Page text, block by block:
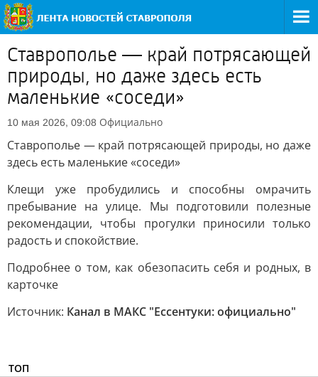
Ставрополье — край потрясающей
природы, но даже здесь есть
маленькие «соседи»
10 мая 2026, 09:08 Официально
Ставрополье — край потрясающей природы, но даже
здесь есть маленькие «соседи»
Клещи уже пробудились и способны омрачить
пребывание на улице. Мы подготовили полезные
рекомендации, чтобы прогулки приносили только
радость и спокойствие.
Подробнее о том, как обезопасить себя и родных, в
карточке
Источник: Канал в МАКС "Ессентуки: официально"
ТОП